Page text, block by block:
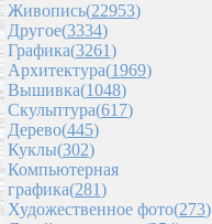
Живопись(22953)
Другое(3334)
Графика(3261)
Архитектура(1969)
Вышивка(1048)
Скульптура(617)
Дерево(445)
Куклы(302)
Компьютерная
графика(281)
Художественное фото(273)